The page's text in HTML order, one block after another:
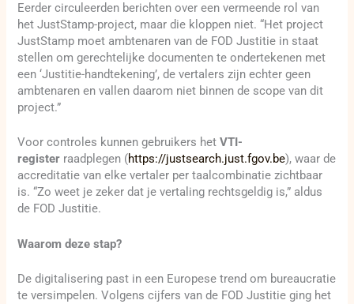
Eerder circuleerden berichten over een vermeende rol van
het JustStamp-project, maar die kloppen niet. “Het project
JustStamp moet ambtenaren van de FOD Justitie in staat
stellen om gerechtelijke documenten te ondertekenen met
een ‘Justitie-handtekening’, de vertalers zijn echter geen
ambtenaren en vallen daarom niet binnen de scope van dit
project.”
Voor controles kunnen gebruikers hetVTI-
register raadplegen (https://justsearch.just.fgov.be), waar de
accreditatie van elke vertaler per taalcombinatie zichtbaar
is. “Zo weet je zeker dat je vertaling rechtsgeldig is,” aldus
de FOD Justitie.
Waarom deze stap?
De digitalisering past in een Europese trend om bureaucratie
te versimpelen. Volgens cijfers van de FOD Justitie ging het